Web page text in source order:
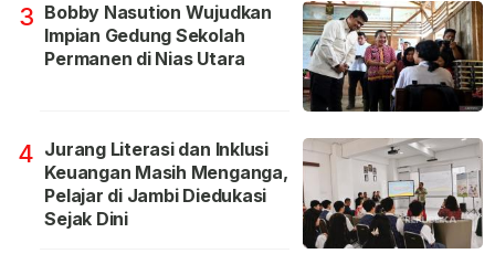
3 Bobby Nasution Wujudkan
Impian Gedung Sekolah
Permanen di Nias Utara
4 Jurang Literasi dan Inklusi
Keuangan Masih Menganga,
Pelajar di Jambi Diedukasi
Sejak Dini